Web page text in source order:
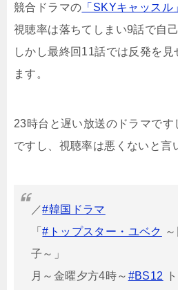
競合ドラマの 「SKYキャッスル
視聴率は落ちてしまい9話で自
しかし最終回11話では反発を
ます。
23時台と遅い放送のドラマです
ですし、視聴率は悪くないと言
／#韓国ドラマ
「#トップスター・ユベク
子～」
月～金曜夕方4時～ #BS12